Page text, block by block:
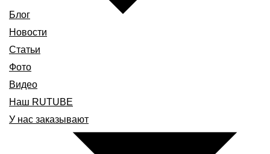
Блог
Новости
Статьи
Фото
Видео
Наш RUTUBE
У нас заказывают